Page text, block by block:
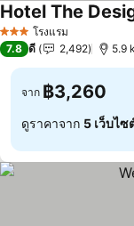
3 ดาว โรงแรม
Hotel The
7.8 ดี 2,492 5.9
จาก ฿3,260
ดูราคาจาก 5 เว็บไซ